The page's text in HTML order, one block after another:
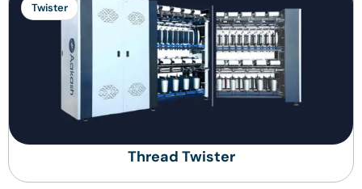
Twister
Thread Twister